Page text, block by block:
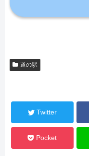
道の駅
Twitter
Pocket